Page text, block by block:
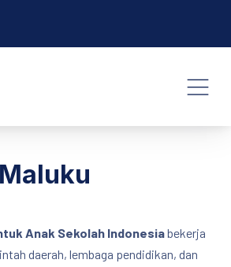
- Untuk Anak
Anak Sekolah Indonesiabekerja
daerah, lembaga pendidikan, dan